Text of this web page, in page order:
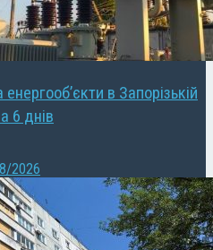
в Запорізькій
6 днів
2026